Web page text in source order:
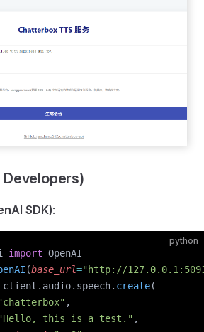
Developers)
SDK):
python
import OpenAI
(base_url="http://
client.audio.speech. create(
,
this is a test." ,